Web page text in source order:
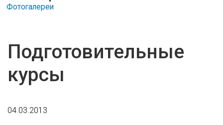
Фотогалереи
Подготовительные
курсы
04.03.2013